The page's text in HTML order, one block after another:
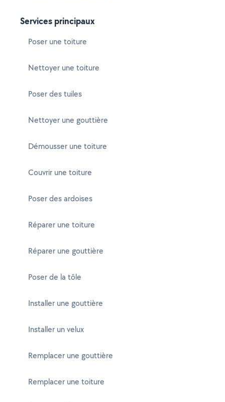
Services principaux
Poser une toiture
Nettoyer une toiture
Poser des tuiles
Nettoyer une gouttière
Démousser une toiture
Couvrir une toiture
Poser des ardoises
Réparer une toiture
Réparer une gouttière
Poser de la tôle
Installer une gouttière
Installer un velux
Remplacer une gouttière
Remplacer une toiture